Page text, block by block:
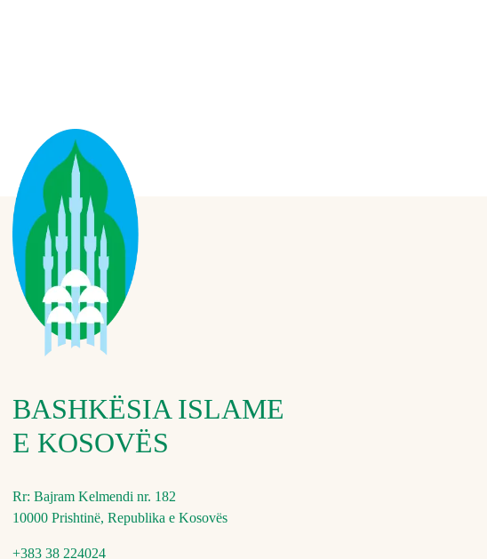
BASHKËSIA ISLAME
E KOSOVËS
Rr: Bajram Kelmendi nr. 182
10000 Prishtinë, Republika e Kosovës
+383 38 224024